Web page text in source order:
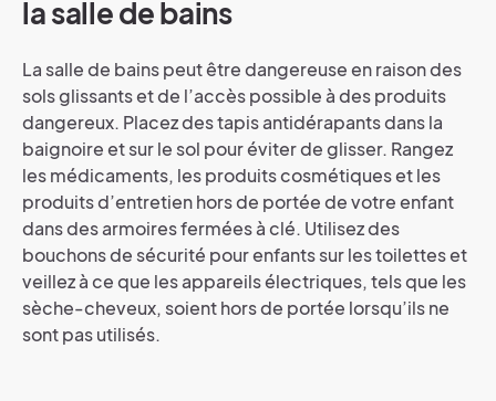
la salle de bains
La salle de bains peut être dangereuse en raison des
sols glissants et de l’accès possible à des produits
dangereux. Placez des tapis antidérapants dans la
baignoire et sur le sol pour éviter de glisser. Rangez
les médicaments, les produits cosmétiques et les
produits d’entretien hors de portée de votre enfant
dans des armoires fermées à clé. Utilisez des
bouchons de sécurité pour enfants sur les toilettes et
veillez à ce que les appareils électriques, tels que les
sèche-cheveux, soient hors de portée lorsqu’ils ne
sont pas utilisés.